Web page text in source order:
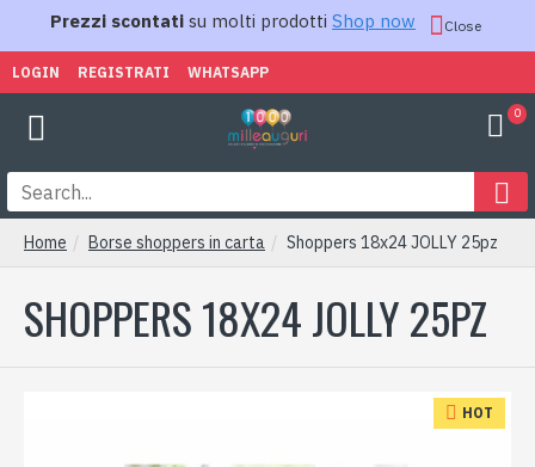
Prezzi scontati su molti prodotti Shop now Close
LOGIN REGISTRATI WHATSAPP
0
Home Borse shoppers in carta Shoppers 18x24 JOLLY 25pz
SHOPPERS 18X24 JOLLY 25PZ
HOT